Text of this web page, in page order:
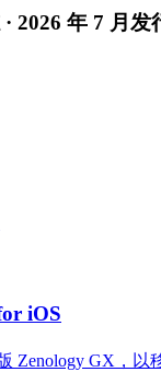
2026 年 7 月发
iOS
Zenology GX，以